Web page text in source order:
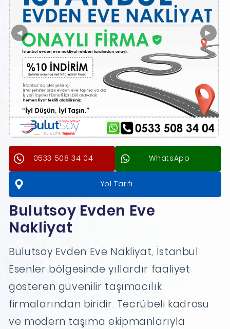
◄ ►
0533 508 34 04 WhatsApp
Yol Tarifi
Bulutsoy Evden Eve
Nakliyat
Bulutsoy Evden Eve Nakliyat, İstanbul
Esenler bölgesinde yıllardır faaliyet
gösteren güvenilir taşımacılık
firmalarından biridir. Tecrübeli kadrosu
ve modern taşıma ekipmanlarıyla